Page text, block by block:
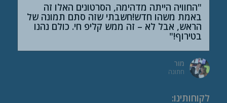
"החוויה הייתה מדהימה, הסרטונים האלו זה
באמת משהו חדש!חשבתי שזה סתם תמונה של
הראש, אבל לא – זה ממש קליפ חי. כולם נהנו
בטירוף!"
מור
חתונה
"איך שראיתי את זה ידעתי שבבר מצווה שלי אני
חייב שזה יהיה. העלנו את הסרטונים לפייסבוק
ועושים תחרות לייקים עם החברים!"
יובל
בר מצווה
לקוחותינו: